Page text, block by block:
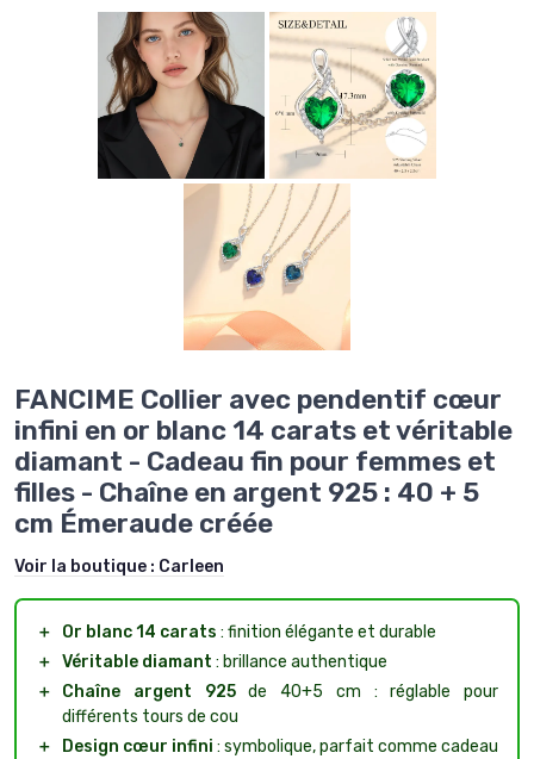
FANCIME Collier avec pendentif cœur
infini en or blanc 14 carats et véritable
diamant - Cadeau fin pour femmes et
filles - Chaîne en argent 925 : 40 + 5
cm Émeraude créée
Voir la boutique : Carleen
＋ Or blanc 14 carats : finition élégante et durable
＋ Véritable diamant : brillance authentique
＋
Chaîne argent 925de 40+5 cm : réglable pour
différents tours de cou
＋
Design cœur infini : symbolique, parfait comme cadeau